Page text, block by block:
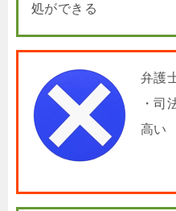
処ができる
弁護
・司
高い